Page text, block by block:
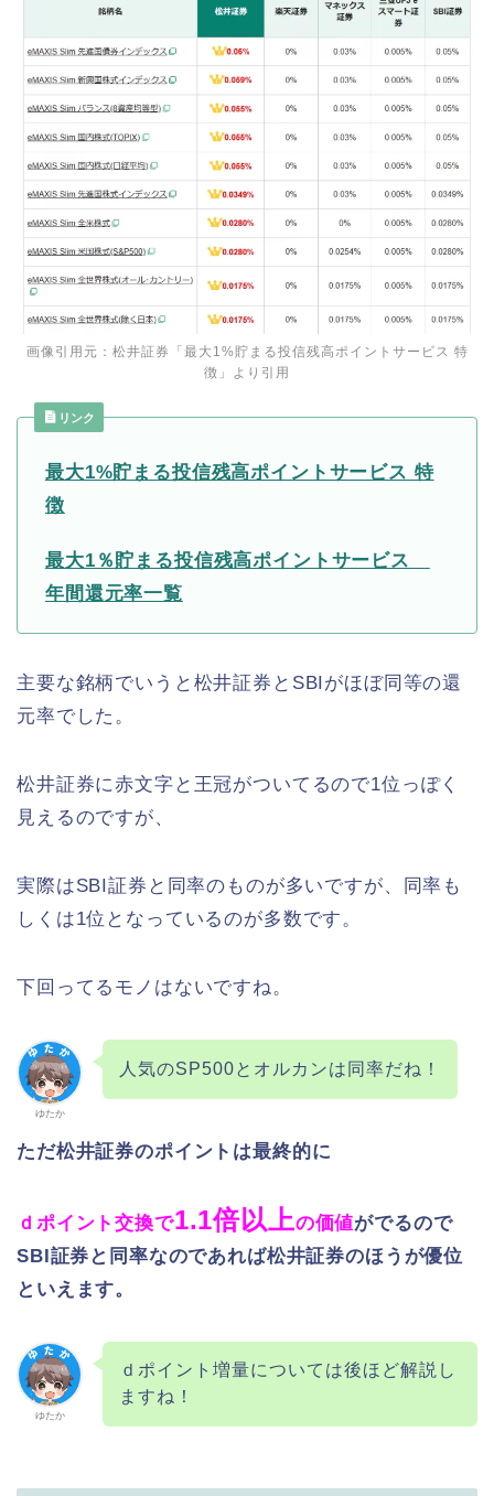
画像引用元：松井証券「最大1%貯まる投信残高ポイントサービス 特
徴」より引用
リンク
最大1%貯まる投信残高ポイントサービス 特
徴
最大1％貯まる投信残高ポイントサービス
年間還元率一覧
主要な銘柄でいうと松井証券とSBIがほぼ同等の還
元率でした。
松井証券に赤文字と王冠がついてるので1位っぽく
見えるのですが、
実際はSBI証券と同率のものが多いですが、同率も
しくは1位となっているのが多数です。
下回ってるモノはないですね。
ゆたか
人気のSP500とオルカンは同率だね！
ただ松井証券のポイントは最終的に
ｄポイント交換で1.1倍以上の価値がでるので
SBI証券と同率なのであれば松井証券のほうが優位
といえます。
ゆたか
ｄポイント増量については後ほど解説し
ますね！